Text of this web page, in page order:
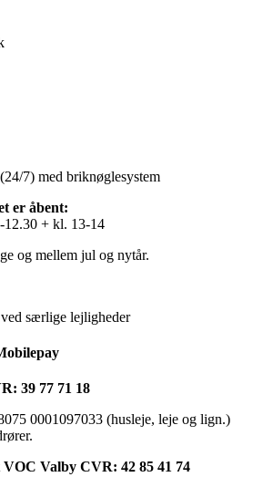
7) med briknøglesystem
er åbent:
12.30 + kl. 13-14
og mellem jul og nytår.
særlige lejligheder
39 77 71 18
0001097033 (husleje, leje og lign.)
Valby CVR: 42 85 41 74